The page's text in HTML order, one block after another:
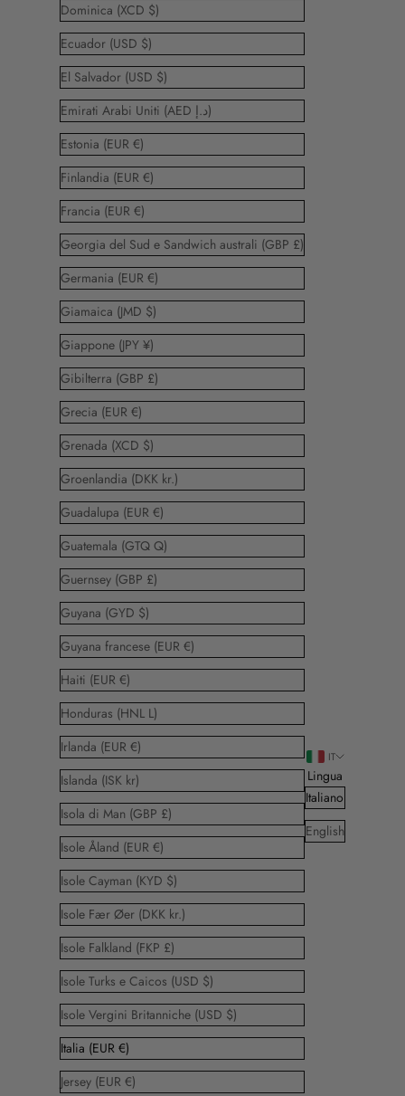
Dominica (XCD $)
Ecuador (USD $)
El Salvador (USD $)
Emirati Arabi Uniti (AED د.إ)
Estonia (EUR €)
Finlandia (EUR €)
Francia (EUR €)
Georgia del Sud e Sandwich australi (GBP £)
Germania (EUR €)
Giamaica (JMD $)
Giappone (JPY ¥)
Gibilterra (GBP £)
Grecia (EUR €)
Grenada (XCD $)
Groenlandia (DKK kr.)
Guadalupa (EUR €)
Guatemala (GTQ Q)
Guernsey (GBP £)
Guyana (GYD $)
Guyana francese (EUR €)
Haiti (EUR €)
Honduras (HNL L)
Irlanda (EUR €)
Islanda (ISK kr)
Isola di Man (GBP £)
Isole Åland (EUR €)
Isole Cayman (KYD $)
Isole Fær Øer (DKK kr.)
Isole Falkland (FKP £)
Isole Turks e Caicos (USD $)
Isole Vergini Britanniche (USD $)
Italia (EUR €)
Jersey (EUR €)
IT
Lingua
Italiano
English